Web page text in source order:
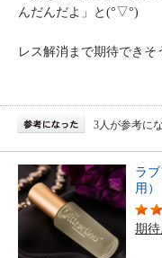
んだんだよ」と(°▽°)
レス解消まで期待できそ
3人が参考に
ラ
用）
期待